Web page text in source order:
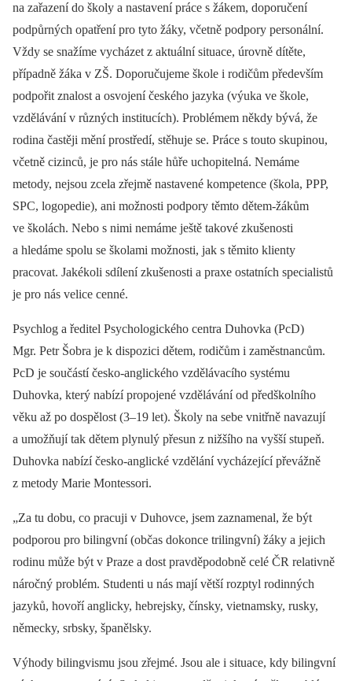
na zařazení do školy a nastavení práce s žákem, doporučení
podpůrných opatření pro tyto žáky, včetně podpory personální.
Vždy se snažíme vycházet z aktuální situace, úrovně dítěte,
případně žáka v ZŠ. Doporučujeme škole i rodičům především
podpořit znalost a osvojení českého jazyka (výuka ve škole,
vzdělávání v různých institucích). Problémem někdy bývá, že
rodina častěji mění prostředí, stěhuje se. Práce s touto skupinou,
včetně cizinců, je pro nás stále hůře uchopitelná. Nemáme
metody, nejsou zcela zřejmě nastavené kompetence (škola, PPP,
SPC, logopedie), ani možnosti podpory těmto dětem-žákům
ve školách. Nebo s nimi nemáme ještě takové zkušenosti
a hledáme spolu se školami možnosti, jak s těmito klienty
pracovat. Jakékoli sdílení zkušenosti a praxe ostatních specialistů
je pro nás velice cenné.
Psychlog a ředitel Psychologického centra Duhovka (PcD)
Mgr. Petr Šobra je k dispozici dětem, rodičům i zaměstnancům.
PcD je součástí česko-anglického vzdělávacího systému
Duhovka, který nabízí propojené vzdělávání od předškolního
věku až po dospělost (3–19 let). Školy na sebe vnitřně navazují
a umožňují tak dětem plynulý přesun z nižšího na vyšší stupeň.
Duhovka nabízí česko-anglické vzdělání vycházející převážně
z metody Marie Montessori.
„Za tu dobu, co pracuji v Duhovce, jsem zaznamenal, že být
podporou pro bi­lingvní (občas dokonce trilingvní) žáky a jejich
rodinu může být v Praze a dost pravděpodobně celé ČR relativně
náročný problém. Studenti u nás mají větší rozptyl rodinných
jazyků, hovoří anglicky, hebrejsky, čínsky, vietnamsky, rusky,
německy, srbsky, španělsky.
Výhody bilingvismu jsou zřejmé. Jsou ale i situace, kdy bilingvní